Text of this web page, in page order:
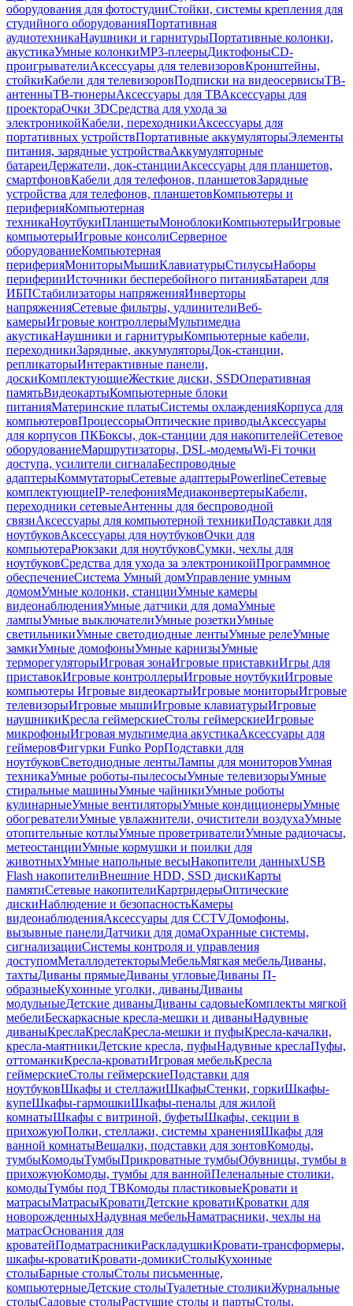
оборудования для фотостудииСтойки, системы крепления для
студийного оборудованияПортативная
аудиотехникаНаушники и гарнитурыПортативные колонки,
акустикаУмные колонкиMP3-плеерыДиктофоныCD-
проигрывателиАксессуары для телевизоровКронштейны,
стойкиКабели для телевизоровПодписки на видеосервисыТВ-
антенныТВ-тюнерыАксессуары для ТВАксессуары для
проектораОчки 3DСредства для ухода за
электроникойКабели, переходникиАксессуары для
портативных устройствПортативные аккумуляторыЭлементы
питания, зарядные устройстваАккумуляторные
батареиДержатели, док-станцииАксессуары для планшетов,
смартфоновКабели для телефонов, планшетовЗарядные
устройства для телефонов, планшетовКомпьютеры и
периферияКомпьютерная
техникаНоутбукиПланшетыМоноблокиКомпьютерыИгровые
компьютерыИгровые консолиСерверное
оборудованиеКомпьютерная
периферияМониторыМышиКлавиатурыСтилусыНаборы
периферииИсточники бесперебойного питанияБатареи для
ИБПСтабилизаторы напряженияИнверторы
напряженияСетевые фильтры, удлинителиВеб-
камерыИгровые контроллерыМультимедиа
акустикаНаушники и гарнитурыКомпьютерные кабели,
переходникиЗарядные, аккумуляторыДок-станции,
репликаторыИнтерактивные панели,
доскиКомплектующиеЖесткие диски, SSDОперативная
памятьВидеокартыКомпьютерные блоки
питанияМатеринские платыСистемы охлажденияКорпуса для
компьютеровПроцессорыОптические приводыАксессуары
для корпусов ПКБоксы, док-станции для накопителейСетевое
оборудованиеМаршрутизаторы, DSL-модемыWi-Fi точки
доступа, усилители сигналаБеспроводные
адаптерыКоммутаторыСетевые адаптерыPowerlineСетевые
комплектующиеIP-телефонияМедиаконвертерыКабели,
переходники сетевыеАнтенны для беспроводной
связиАксессуары для компьютерной техникиПодставки для
ноутбуковАксессуары для ноутбуковОчки для
компьютераРюкзаки для ноутбуковСумки, чехлы для
ноутбуковСредства для ухода за электроникойПрограммное
обеспечениеСистема Умный домУправление умным
домомУмные колонки, станцииУмные камеры
видеонаблюденияУмные датчики для домаУмные
лампыУмные выключателиУмные розеткиУмные
светильникиУмные светодиодные лентыУмные релеУмные
замкиУмные домофоныУмные карнизыУмные
терморегуляторыИгровая зонаИгровые приставкиИгры для
приставокИгровые контроллерыИгровые ноутбукиИгровые
компьютеры Игровые видеокартыИгровые мониторыИгровые
телевизорыИгровые мышиИгровые клавиатурыИгровые
наушникиКресла геймерскиеСтолы геймерскиеИгровые
микрофоныИгровая мультимедиа акустикаАксессуары для
геймеровФигурки Funko PopПодставки для
ноутбуковСветодиодные лентыЛампы для мониторовУмная
техникаУмные роботы-пылесосыУмные телевизорыУмные
стиральные машиныУмные чайникиУмные роботы
кулинарныеУмные вентиляторыУмные кондиционерыУмные
обогревателиУмные увлажнители, очистители воздухаУмные
отопительные котлыУмные проветривателиУмные радиочасы,
метеостанцииУмные кормушки и поилки для
животныхУмные напольные весыНакопители данныхUSB
Flash накопителиВнешние HDD, SSD дискиКарты
памятиСетевые накопителиКартридерыОптические
дискиНаблюдение и безопасностьКамеры
видеонаблюденияАксессуары для CCTVДомофоны,
вызывные панелиДатчики для домаОхранные системы,
сигнализацииСистемы контроля и управления
доступомМеталлодетекторыМебельМягкая мебельДиваны,
тахтыДиваны прямыеДиваны угловыеДиваны П-
образныеКухонные уголки, диваныДиваны
модульныеДетские диваныДиваны садовыеКомплекты мягкой
мебелиБескаркасные кресла-мешки и диваныНадувные
диваныКреслаКреслаКресла-мешки и пуфыКресла-качалки,
кресла-маятникиДетские кресла, пуфыНадувные креслаПуфы,
оттоманкиКресла-кроватиИгровая мебельКресла
геймерскиеСтолы геймерскиеПодставки для
ноутбуковШкафы и стеллажиШкафыСтенки, горкиШкафы-
купеШкафы-гармошкиШкафы-пеналы для жилой
комнатыШкафы с витриной, буфетыШкафы, секции в
прихожуюПолки, стеллажи, системы храненияШкафы для
ванной комнатыВешалки, подставки для зонтовКомоды,
тумбыКомодыТумбыПрикроватные тумбыОбувницы, тумбы в
прихожуюКомоды, тумбы для ваннойПеленальные столики,
комодыТумбы под ТВКомоды пластиковыеКровати и
матрасыМатрасыКроватиДетские кроватиКроватки для
новорожденныхНадувная мебельНаматрасники, чехлы на
матрасОснования для
кроватейПодматрасникиРаскладушкиКровати-трансформеры,
шкафы-кроватиКровати-домикиСтолыКухонные
столыБарные столыСтолы письменные,
компьютерныеДетские столыТуалетные столикиЖурнальные
столыСадовые столыРастущие столы и партыСтолы,